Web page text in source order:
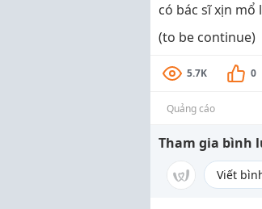
có bác sĩ xịn mổ
(to be continue)
5.7K 0
Quảng cáo
Tham gia bình